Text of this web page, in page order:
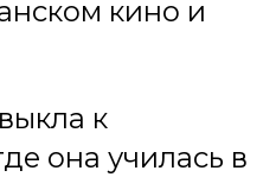
кино и
к
она училась в